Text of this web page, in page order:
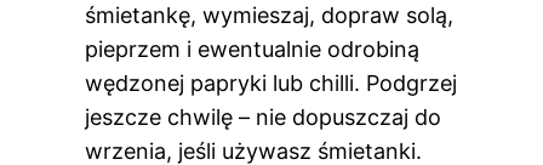
śmietankę, wymieszaj, dopraw solą,
pieprzem i ewentualnie odrobiną
wędzonej papryki lub chilli. Podgrzej
jeszcze chwilę – nie dopuszczaj do
wrzenia, jeśli używasz śmietanki.